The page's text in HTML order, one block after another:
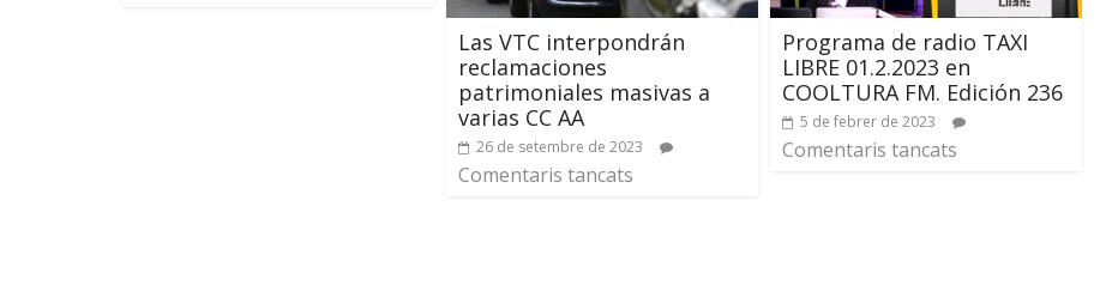
Las VTC interpondrán
reclamaciones
patrimoniales masivas a
varias CC AA
26 de setembre de 2023
Comentaris tancats
Programa de radio TAXI
LIBRE 01.2.2023 en
COOLTURA FM. Edición 236
5 de febrer de 2023
Comentaris tancats